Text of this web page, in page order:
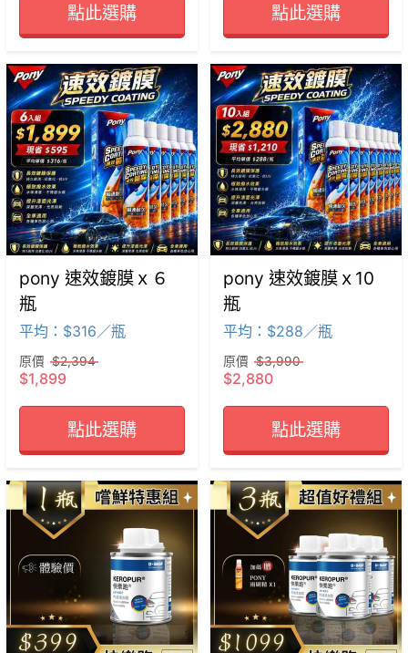
點此選購 點此選購
pony 速效鍍膜ｘ６
瓶
平均：$316／瓶
原價 $2,394
$1,899
點此選購
pony 速效鍍膜ｘ10
瓶
平均：$288／瓶
原價 $3,990
$2,880
點此選購